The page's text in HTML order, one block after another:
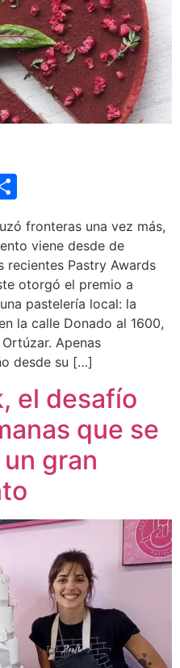
fronteras una vez más,
viene desde de
recientes Pastry Awards
otorgó el premio a
pastelería local: la
la calle Donado al 1600,
Apenas
desde su […]
el desafío
que se
gran